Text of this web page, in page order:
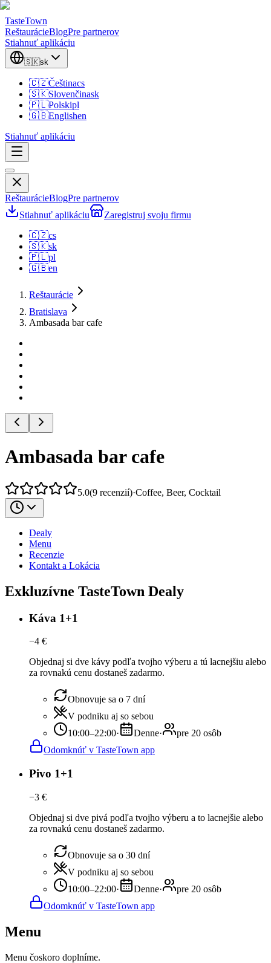
TasteTown
ReštaurácieBlogPre partnerov
Stiahnuť aplikáciu
🇸🇰sk
🇨🇿Češtinacs
🇸🇰Slovenčinask
🇵🇱Polskipl
🇬🇧Englishen
Stiahnuť aplikáciu
ReštaurácieBlogPre partnerov
Stiahnuť aplikáciu
Zaregistruj svoju firmu
🇨🇿cs
🇸🇰sk
🇵🇱pl
🇬🇧en
Reštaurácie
Bratislava
Ambasada bar cafe
Ambasada bar cafe
5.0(9 recenzií)·Coffee, Beer, Cocktail
Dealy
Menu
Recenzie
Kontakt a Lokácia
Exkluzívne TasteTown Dealy
Káva 1+1
−4 €
Objednaj si dve kávy podľa tvojho výberu a tú lacnejšiu alebo
za rovnakú cenu dostaneš zadarmo.
Obnovuje sa o 7 dní
V podniku aj so sebou
10:00–22:00· Denne·
pre 20 osôb
Odomknúť v TasteTown app
Pivo 1+1
−3 €
Objednaj si dve pivá podľa tvojho výberu a to lacnejšie alebo
za rovnakú cenu dostaneš zadarmo.
Obnovuje sa o 30 dní
V podniku aj so sebou
10:00–22:00· Denne·
pre 20 osôb
Odomknúť v TasteTown app
Menu
Menu čoskoro doplníme.